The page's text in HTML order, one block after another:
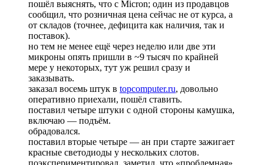
пошёл выяснять, что с Micron; один из продавцов
сообщил, что розничная цена сейчас не от курса, а
от складов (точнее, дефицита как наличия, так и
поставок).
но тем не менее ещё через неделю или две эти
микроны опять пришли в ~9 тысяч по крайней
мере у некоторых, тут уж решил сразу и
заказывать.
заказал восемь штук в topcomputer.ru, довольно
оперативно приехали, пошёл ставить.
поставил четыре штуки с одной стороны камушка,
включаю — подъём.
обрадовался.
поставил вторые четыре — ан при старте зажигает
красные светодиоды у нескольких слотов.
поэкспериментировал, заметил, что «проблемная»